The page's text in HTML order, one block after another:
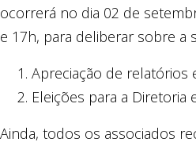
ocorrerá no dia 02 de
e 17h, para deliberar sobre a
Apreciação de relatórios
Eleições para a Diretoria
Ainda, todos os associados